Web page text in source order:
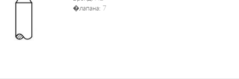
�лапана: 7